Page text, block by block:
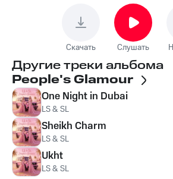
Скачать Слушать
Другие треки альбома
People's Glamour
One Night in Dubai
LS & SL
Sheikh Charm
LS & SL
Ukht
LS & SL